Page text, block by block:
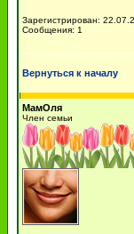
Зарегистрирован:
Сообщения: 1
Вернуться к началу
МамОля
Член семьи